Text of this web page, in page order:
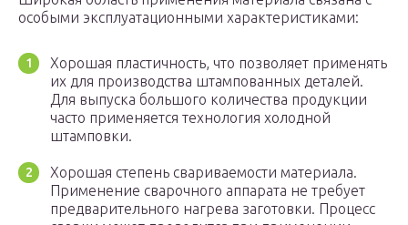
особыми эксплуатационными характеристиками:
Хорошая пластичность, что позволяет применять
их для производства штампованных деталей.
Для выпуска большого количества продукции
часто применяется технология холодной
штамповки.
Хорошая степень свариваемости материала.
Применение сварочного аппарата не требует
предварительного нагрева заготовки. Процесс